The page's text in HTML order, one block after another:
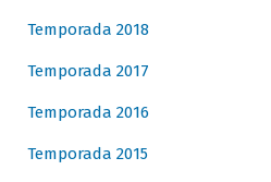
Temporada 2018
Temporada 2017
Temporada 2016
Temporada 2015